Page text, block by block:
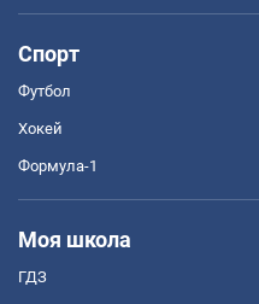
Спорт
Футбол
Хокей
Формула-1
Моя школа
ГДЗ